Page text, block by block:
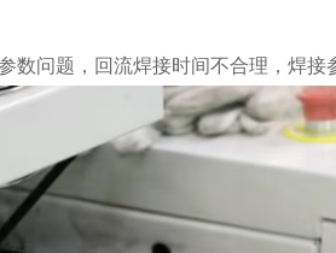
数问题，回流焊接时间不合理，焊接